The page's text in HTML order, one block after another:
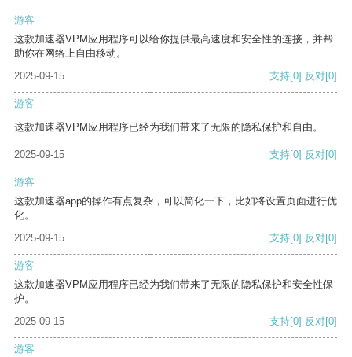
游客
这款加速器VPM应用程序可以给你提供最高速度和安全性的连接，并帮
助你在网络上自由移动。
2025-09-15
支持[0] 反对[0]
游客
这款加速器VPM应用程序已经为我们带来了无限的隐私保护和自由。
2025-09-15 支持[0] 反对[0]
游客
这款加速器app的操作有点复杂，可以简化一下，比如将设置页面进行优
化。
2025-09-15
支持[0] 反对[0]
游客
这款加速器VPM应用程序已经为我们带来了无限的隐私保护和安全性保
护。
2025-09-15
支持[0] 反对[0]
游客